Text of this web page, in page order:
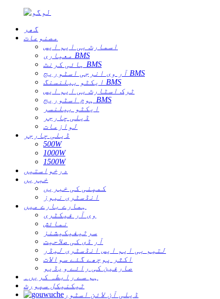
گھر
مصنوعات
اسمارٹ بی ایم ایس
معیاری BMS
ہائی کرنٹ BMS
آر وی انرجی اسٹوریج BMS
ایکٹو بیلنسنگ BMS
ٹرک اسٹارٹ بی ایم ایس
ہوم اسٹوریج BMS
ایکٹو بیلنسر
ڈیلی چارجر
لوازمات
ڈیلی چارجر
500W
1000W
1500W
درخواستیں
خبریں
کمپنی کی خبریں
انڈسٹری نیوز
ہمارے بارے میں
وی آر فیکٹری
نمائش
سرٹیفیکیشنز
آر ڈی کی صلاحیت
لتیم بی ایم ایس انڈسٹری لیڈر
اکثر پوچھے گئے سوالات
صارفین کی رائے ویڈیو
ہم سے رابطہ کریں۔
ٹیکنیکل سپورٹ
ڈیلی آن لائن اسٹور